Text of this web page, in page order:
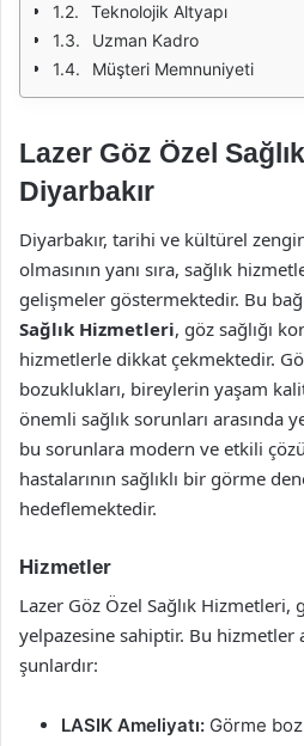
Teknolojik Altyapı
Uzman Kadro
Müşteri Memnuniyeti
Lazer Göz Özel
Diyarbakır
Diyarbakır, tarihi ve kültürel
olmasının yanı sıra, sağlık
gelişmeler göstermektedir. Bu
Sağlık Hizmetleri, göz sağlığı
hizmetlerle dikkat çekmektedir.
bozuklukları, bireylerin yaşam
önemli sağlık sorunları arasında
bu sorunlara modern ve etkili
hastalarının sağlıklı bir görme
hedeflemektedir.
Hizmetler
Lazer Göz Özel Sağlık Hizmetleri,
yelpazesine sahiptir. Bu hizmetler
şunlardır:
LASIK Ameliyatı: Görme